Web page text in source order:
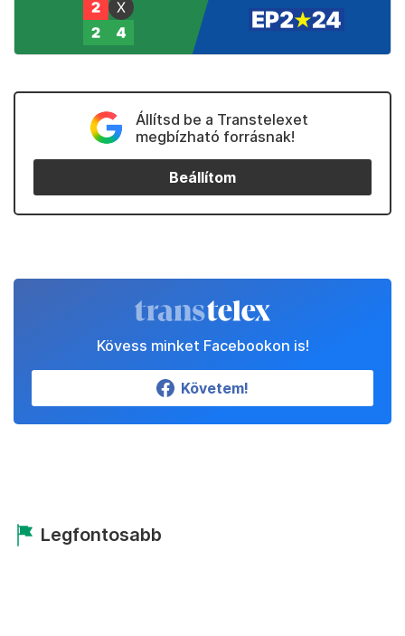
Állítsd be a Transtelexet
megbízható forrásnak!
Beállítom
Kövess minket Facebookon is!
Követem!
Legfontosabb